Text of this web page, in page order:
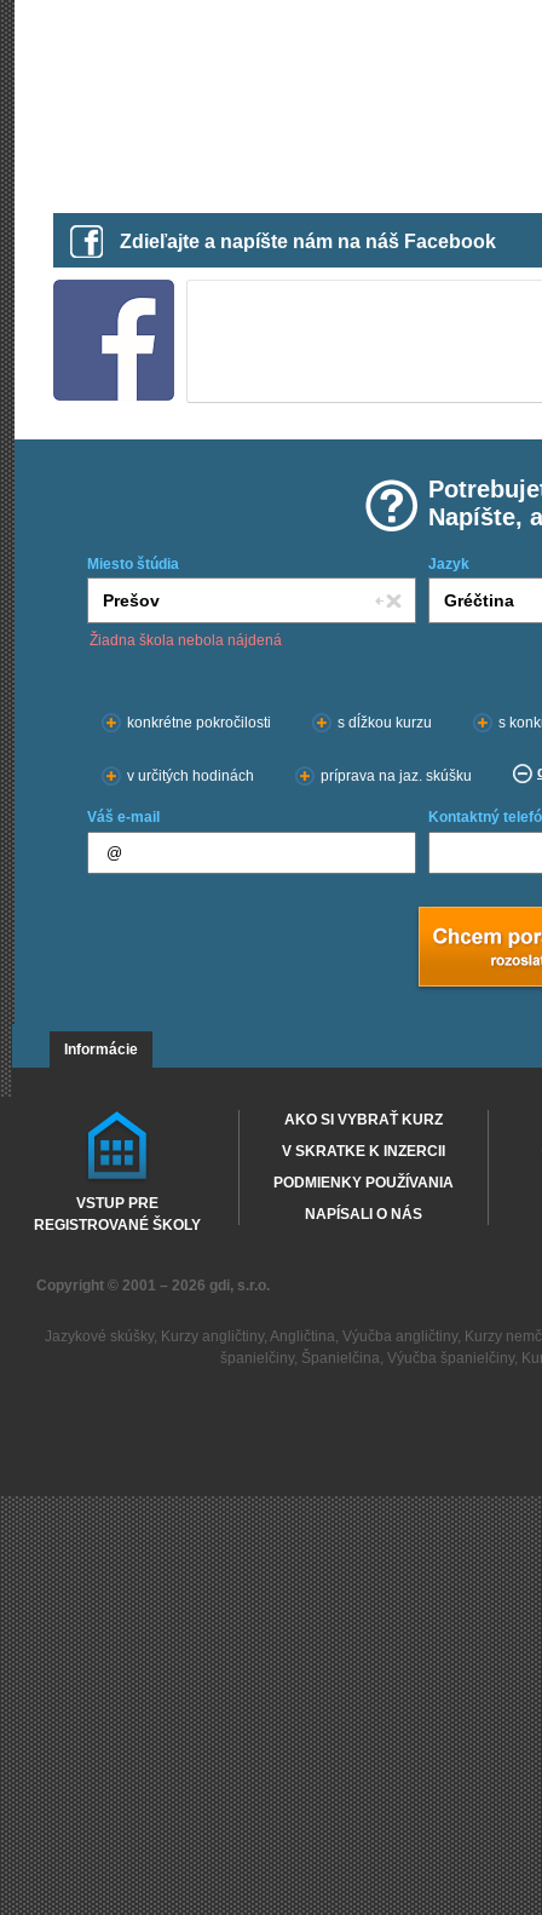
Zdieľajte a napíšte nám na náš Facebook
Napíšte,
Miesto štúdia Jazyk
Žiadna škola nebola nájdená
konkrétne pokročilosti
s dĺžkou kurzu s
v určitých hodinách príprava na jaz. skúšku
Váš e-mail Kontaktný
Informácie
VSTUP PRE
REGISTROVANÉ ŠKOLY
AKO SI VYBRAŤ KURZ
V SKRATKE K INZERCII
PODMIENKY POUŽÍVANIA
NAPÍSALI O NÁS
Copyright © 2001 – 2026 gdi, s.r.o.
Jazykové skúšky, Kurzy angličtiny, Angličtina, Výučba angličtiny, Kurzy
španielčiny, Španielčina, Výučba španielčiny,